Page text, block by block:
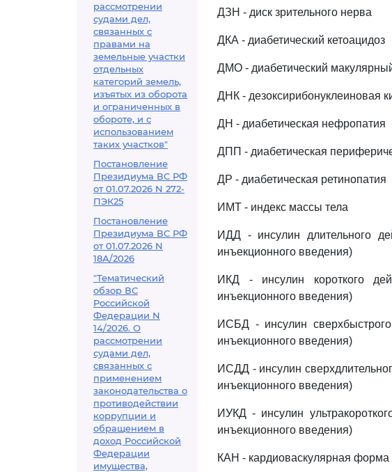
рассмотрении
судами дел,
связанных с
правами на
земельные участки
отдельных
категорий земель,
изъятых из оборота
и ограниченных в
обороте, и с
использованием
таких участков"
Постановление
Президиума ВС РФ
от 01.07.2026 N 272-
ПЭК25
Постановление
Президиума ВС РФ
от 01.07.2026 N
18А/2026
"Тематический
обзор ВС
Российской
Федерации N
14/2026. О
рассмотрении
судами дел,
связанных с
применением
законодательства о
противодействии
коррупции и
обращением в
доход Российской
Федерации
имущества,
ДЗН - диск зрительного нерва
ДКА - диабетический кетоацидоз
ДМО - диабетический
ДНК - дезоксирибонуклеиновая
ДН - диабетическая нефропатия
ДПП - диабетическая
ДР - диабетическая ретинопатия
ИМТ - индекс массы тела
ИДД - инсулин длительного
инъекционного введения)
ИКД - инсулин короткого
инъекционного введения)
ИСБД - инсулин
инъекционного введения)
ИСДД - инсулин
инъекционного введения)
ИУКД - инсулин
инъекционного введения)
КАН - кардиоваскулярная